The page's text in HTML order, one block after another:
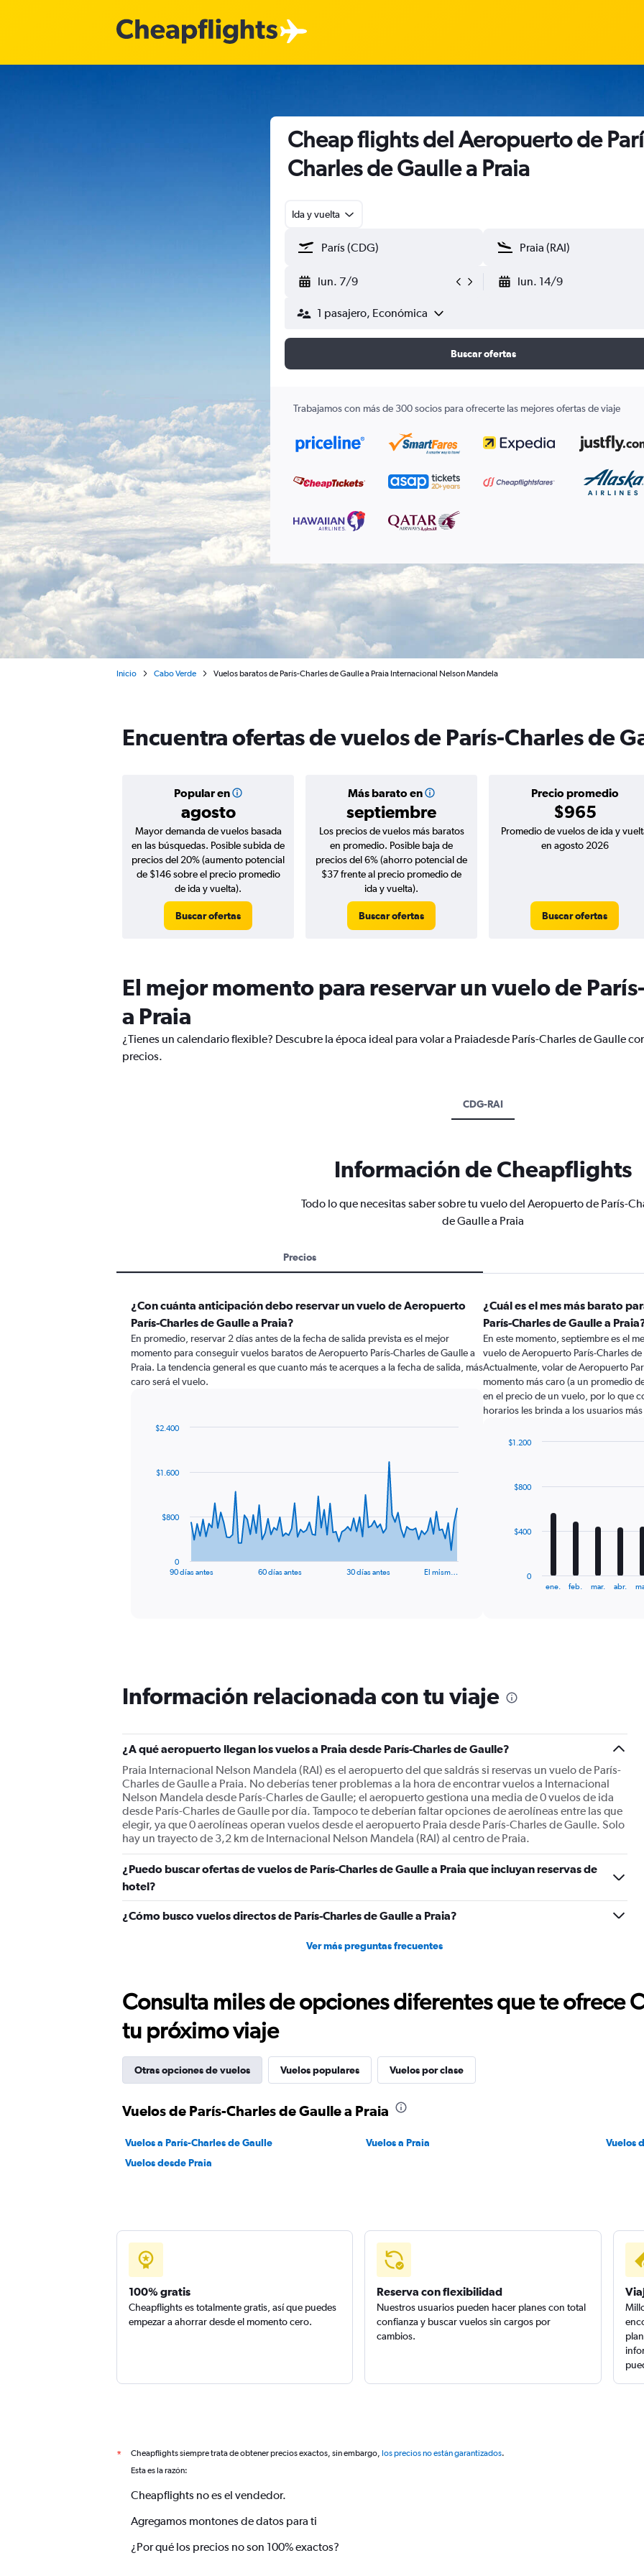
Cheap flights del Aeropuerto de
Charles de Gaulle a Praia
Ida y vuelta
lun. 7/9 lun. 14/9
1 pasajero, Económica
Buscar ofertas
Trabajamos con más de 300 socios para ofrecerte las mejores ofertas de viaje
Inicio Cabo Verde Vuelos baratos de París-Charles de Gaulle a Praia Internacional Nelson Mandela
Encuentra ofertas de vuelos de París-Charles de
Popular en
agosto
Más barato en
septiembre
Precio promedio
$965
Mayor demanda de vuelos basada
en las búsquedas. Posible subida de
precios del 20% (aumento potencial
de $146 sobre el precio promedio
de ida y vuelta).
Buscar ofertas
Los precios de vuelos más baratos
en promedio. Posible baja de
precios del 6% (ahorro potencial de
$37 frente al precio promedio de
ida y vuelta).
Buscar ofertas
Promedio de vuelos de ida y
en agosto 2026
Buscar ofertas
El mejor momento para reservar un vuelo de
a Praia
¿Tienes un calendario flexible? Descubre la época ideal para volar a Praiadesde París-Charles de Gaulle
precios.
CDG-RAI
Información de Cheapflights
Todo lo que necesitas saber sobre tu vuelo del Aeropuerto de París-
de Gaulle a Praia
Precios
¿Con cuánta anticipación debo reservar un vuelo de Aeropuerto
París-Charles de Gaulle a Praia?
En promedio, reservar 2 días antes de la fecha de salida prevista es el mejor
momento para conseguir vuelos baratos de Aeropuerto París-Charles de Gaulle a
Praia. La tendencia general es que cuanto más te acerques a la fecha de salida, más
caro será el vuelo.
data
The
has
1
axis
displaying
Range:
0
to
2400.
90 días antes 60 días antes 30 días antes El mism…
0
$800
$1.600
$2.400
¿Cuál es el mes más barato
París-Charles de Gaulle a
En este momento, septiembre es el
vuelo de Aeropuerto París-Charles
Actualmente, volar de Aeropuerto
momento más caro (a un promedio
en el precio de un vuelo, por lo que
horarios les brinda a los usuarios
The
chart
Y
axis
values.
Range:
0
to
1200.
ene. feb. mar. abr.
0
$400
$800
$1.200
Información relacionada con tu viaje
¿A qué aeropuerto llegan los vuelos a Praia desde París-Charles de Gaulle?
Praia Internacional Nelson Mandela (RAI) es el aeropuerto del que saldrás si reservas un vuelo de París-
Charles de Gaulle a Praia. No deberías tener problemas a la hora de encontrar vuelos a Internacional
Nelson Mandela desde París-Charles de Gaulle; el aeropuerto gestiona una media de 0 vuelos de ida
desde París-Charles de Gaulle por día. Tampoco te deberían faltar opciones de aerolíneas entre las que
elegir, ya que 0 aerolíneas operan vuelos desde el aeropuerto Praia desde París-Charles de Gaulle. Solo
hay un trayecto de 3,2 km de Internacional Nelson Mandela (RAI) al centro de Praia.
¿Puedo buscar ofertas de vuelos de París-Charles de Gaulle a Praia que incluyan reservas de
hotel?
¿Cómo busco vuelos directos de París-Charles de Gaulle a Praia?
Ver más preguntas frecuentes
Consulta miles de opciones diferentes que te ofrece
tu próximo viaje
Otras opciones de vuelos Vuelos populares Vuelos por clase
Vuelos de París-Charles de Gaulle a Praia
Vuelos a París-Charles de Gaulle Vuelos a Praia
Vuelos
Vuelos desde Praia
100% gratis
Cheapflights es totalmente gratis, así que puedes
empezar a ahorrar desde el momento cero.
Reserva con flexibilidad
Nuestros usuarios pueden hacer planes con total
confianza y buscar vuelos sin cargos por
cambios.
* Cheapflights siempre trata de obtener precios exactos, sin embargo, los precios no están garantizados.
Esta es la razón:
Cheapflights no es el vendedor.
Agregamos montones de datos para ti
¿Por qué los precios no son 100% exactos?